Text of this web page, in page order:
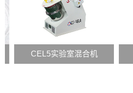
CEL5实验室混合机